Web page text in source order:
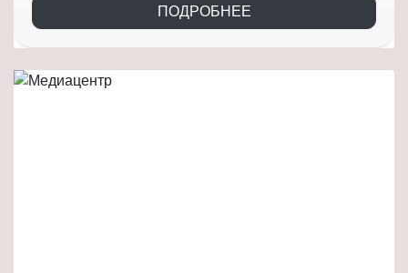
ПОДРОБНЕЕ